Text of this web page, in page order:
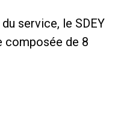
service, le SDEY
composée de 8